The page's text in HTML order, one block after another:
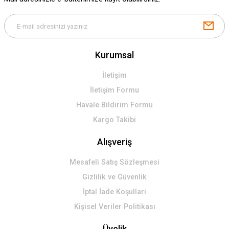
Kurumsal
İletişim
İletişim Formu
Havale Bildirim Formu
Kargo Takibi
Alışveriş
Mesafeli Satış Sözleşmesi
Gizlilik ve Güvenlik
İptal İade Koşullari
Kişisel Veriler Politikası